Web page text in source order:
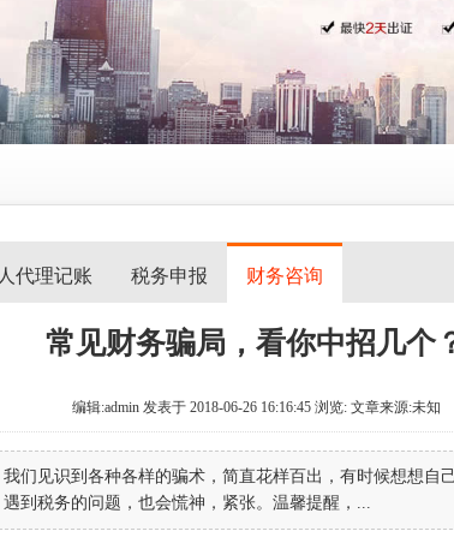
代理记账 税务申报 财务咨询
常见财务骗局，看你中招几个
编辑:admin 发表于 2018-06-26 16:16:45 浏览:文章来源:未知
们见识到各种各样的骗术，简直花样百出，有时候想想自
到税务的问题，也会慌神，紧张。温馨提醒，...